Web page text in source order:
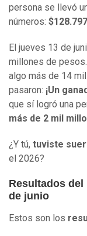
persona se llevó
números:
El jueves 13 de
millones de
algo más de 14
pasaron: ¡Un
que sí logró una
más de 2 mil
¿Y tú, tuviste
el 2026?
Resultados
de junio
Estos son los